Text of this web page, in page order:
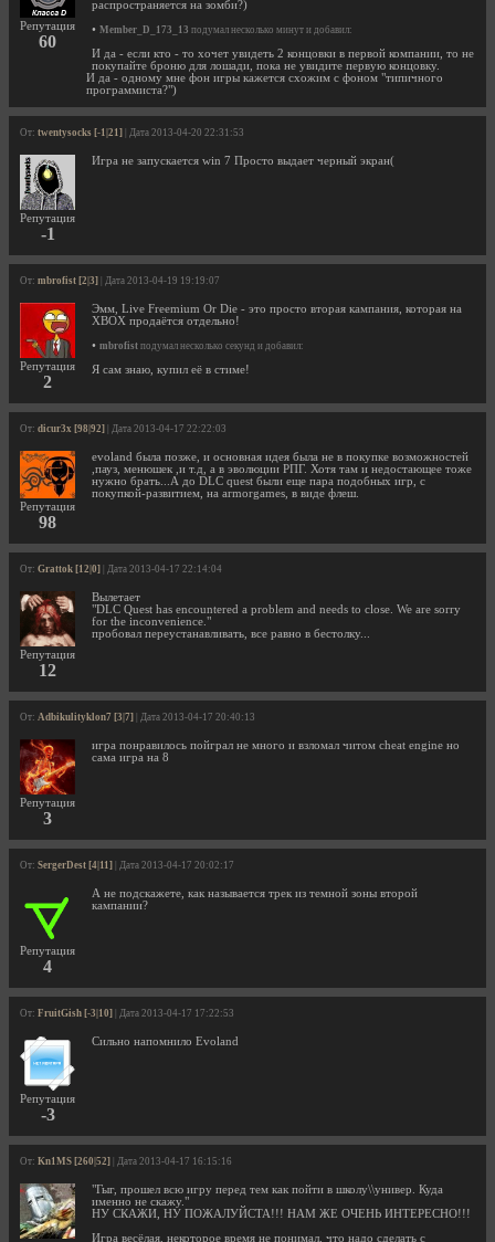
Репутация
60
распространяется на зомби?)
• Member_D_173_13 подумал несколько минут и добавил:
И да - если кто - то хочет увидеть 2 концовки в первой компании, то не
покупайте броню для лошади, пока не увидите первую концовку.
И да - одному мне фон игры кажется схожим с фоном "типичного
программиста?")
От: twentysocks [-1|21] | Дата 2013-04-20 22:31:53
Репутация
-1
Игра не запускается win 7 Просто выдает черный экран(
От: mbrofist [2|3] | Дата 2013-04-19 19:19:07
Репутация
2
Эмм, Live Freemium Or Die - это просто вторая кампания, которая на
XBOX продаётся отдельно!
• mbrofist подумал несколько секунд и добавил:
Я сам знаю, купил её в стиме!
От: dicur3x [98|92] | Дата 2013-04-17 22:22:03
Репутация
98
evoland была позже, и основная идея была не в покупке возможностей
,пауз, менюшек ,и т.д, а в эволюции РПГ. Хотя там и недостающее тоже
нужно брать...А до DLC quest были еще пара подобных игр, с
покупкой-развитием, на armorgames, в виде флеш.
От: Grattok [12|0] | Дата 2013-04-17 22:14:04
Репутация
12
Вылетает
"DLC Quest has encountered a problem and needs to close. We are sorry
for the inconvenience."
пробовал переустанавливать, все равно в бестолку...
От: Adbikulityklon7 [3|7] | Дата 2013-04-17 20:40:13
Репутация
3
игра понравилось пойграл не много и взломал читом cheat engine но
сама игра на 8
От: SergerDest [4|11] | Дата 2013-04-17 20:02:17
Репутация
4
А не подскажете, как называется трек из темной зоны второй
кампании?
От: FruitGish [-3|10] | Дата 2013-04-17 17:22:53
Репутация
-3
Сильно напомнило Evoland
От: Kn1MS [260|52] | Дата 2013-04-17 16:15:16
"Гыг, прошел всю игру перед тем как пойти в школу\\универ. Куда
именно не скажу."
НУ СКАЖИ, НУ ПОЖАЛУЙСТА!!! НАМ ЖЕ ОЧЕНЬ ИНТЕРЕСНО!!!
Игра весёлая, некоторое время не понимал, что надо сделать с